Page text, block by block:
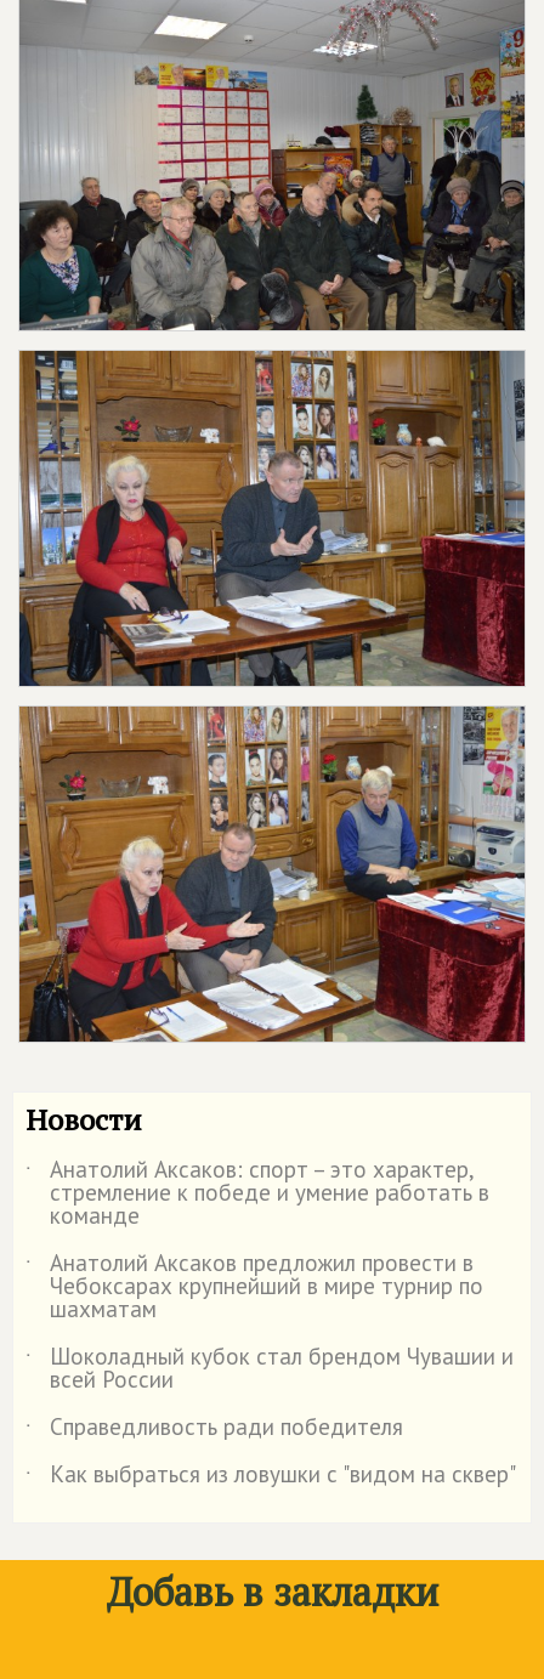
Новости
˙ Анатолий Аксаков: спорт – это характер,
стремление к победе и умение работать в
команде
˙
Анатолий Аксаков предложил провести в
Чебоксарах крупнейший в мире турнир по
шахматам
˙
Шоколадный кубок стал брендом Чувашии и
всей России
˙
Справедливость ради победителя
˙
Как выбраться из ловушки с "видом на сквер"
Добавь в закладки